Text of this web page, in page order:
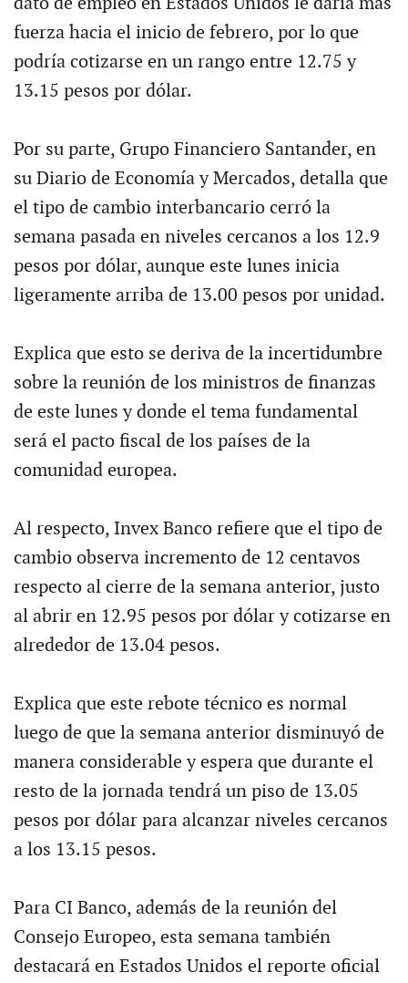
fuerza hacia el inicio de febrero, por lo que
podría cotizarse en un rango entre 12.75 y
13.15 pesos por dólar.
Por su parte, Grupo Financiero Santander, en
su Diario de Economía y Mercados, detalla que
el tipo de cambio interbancario cerró la
semana pasada en niveles cercanos a los 12.9
pesos por dólar, aunque este lunes inicia
ligeramente arriba de 13.00 pesos por unidad.
Explica que esto se deriva de la incertidumbre
sobre la reunión de los ministros de finanzas
de este lunes y donde el tema fundamental
será el pacto fiscal de los países de la
comunidad europea.
Al respecto, Invex Banco refiere que el tipo de
cambio observa incremento de 12 centavos
respecto al cierre de la semana anterior, justo
al abrir en 12.95 pesos por dólar y cotizarse en
alrededor de 13.04 pesos.
Explica que este rebote técnico es normal
luego de que la semana anterior disminuyó de
manera considerable y espera que durante el
resto de la jornada tendrá un piso de 13.05
pesos por dólar para alcanzar niveles cercanos
a los 13.15 pesos.
Para CI Banco, además de la reunión del
Consejo Europeo, esta semana también
destacará en Estados Unidos el reporte oficial